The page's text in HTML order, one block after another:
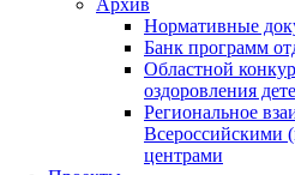
Нормативные
Банк программ
Областной
оздоровления
Региональное
Всероссийскими
центрами